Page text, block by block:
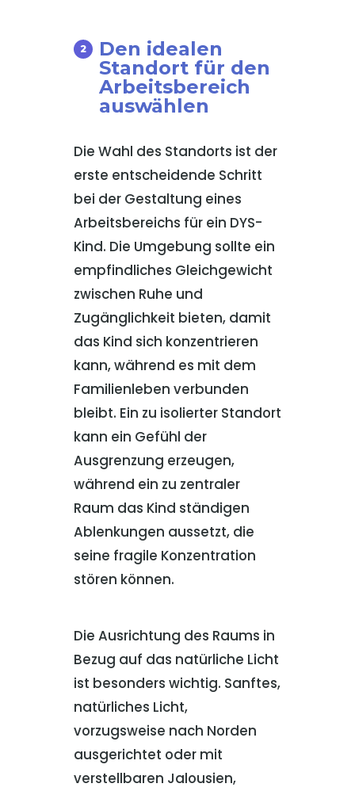
Den idealen
Standort für den
Arbeitsbereich
auswählen
Die Wahl des Standorts ist der
erste entscheidende Schritt
bei der Gestaltung eines
Arbeitsbereichs für ein DYS-
Kind. Die Umgebung sollte ein
empfindliches Gleichgewicht
zwischen Ruhe und
Zugänglichkeit bieten, damit
das Kind sich konzentrieren
kann, während es mit dem
Familienleben verbunden
bleibt. Ein zu isolierter Standort
kann ein Gefühl der
Ausgrenzung erzeugen,
während ein zu zentraler
Raum das Kind ständigen
Ablenkungen aussetzt, die
seine fragile Konzentration
stören können.
Die Ausrichtung des Raums in
Bezug auf das natürliche Licht
ist besonders wichtig. Sanftes,
natürliches Licht,
vorzugsweise nach Norden
ausgerichtet oder mit
verstellbaren Jalousien,